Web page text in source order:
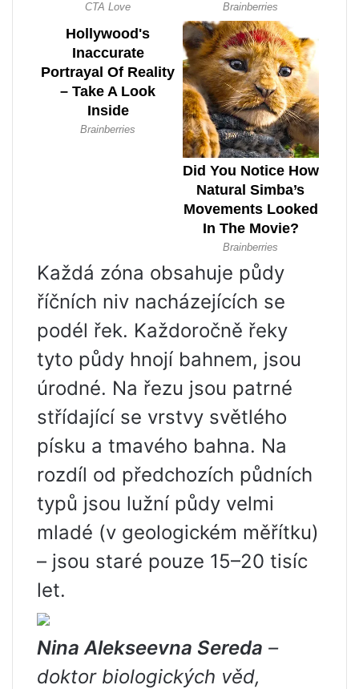
Každá zóna obsahuje půdy
říčních niv nacházejících se
podél řek. Každoročně řeky
tyto půdy hnojí bahnem, jsou
úrodné. Na řezu jsou patrné
střídající se vrstvy světlého
písku a tmavého bahna. Na
rozdíl od předchozích půdních
typů jsou lužní půdy velmi
mladé (v geologickém měřítku)
– jsou staré pouze 15–20 tisíc
let.
Nina Alekseevna Sereda –
doktor biologických věd,